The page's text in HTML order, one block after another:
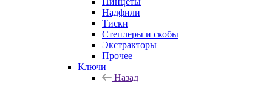
Надфили
Тиски
Степлеры и скобы
Экстракторы
Прочее
Ключи
Назад